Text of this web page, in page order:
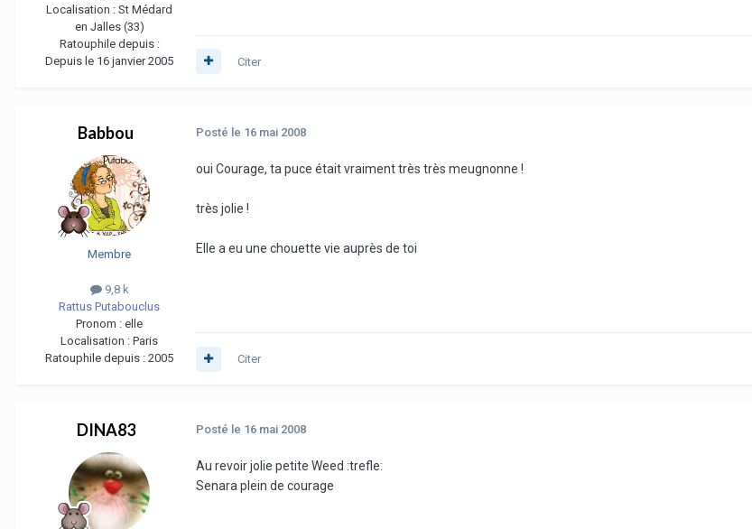
Localisation : St Médard
en Jalles (33)
Ratouphile depuis :
Depuis le 16 janvier 2005
Citer
Babbou
Membre
9,8 k
Rattus Putabouclus
Pronom : elle
Localisation : Paris
Ratouphile depuis : 2005
Posté le 16 mai 2008
oui Courage, ta puce était vraiment très très meugnonne !
très jolie !
Elle a eu une chouette vie auprès de toi
Citer
DINA83 Posté le 16 mai 2008
Au revoir jolie petite Weed :trefle:
Senara plein de courage